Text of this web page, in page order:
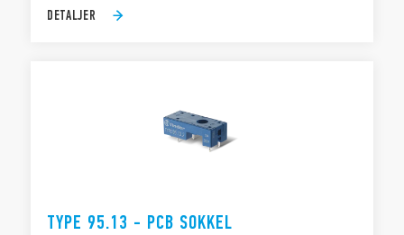
DETALJER
TYPE 95.13 - PCB SOKKEL